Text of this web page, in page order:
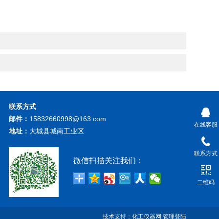
联系方式
邮件： 15832660998@163.com
地址： 大城县城南工业区
微信扫描关注我们：
技术支持： 化工仪器网 管理登陆
在线客服
联系方式
二维码